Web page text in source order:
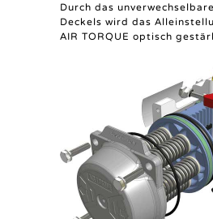
Durch das
Deckels wird das
AIR TORQUE optisch